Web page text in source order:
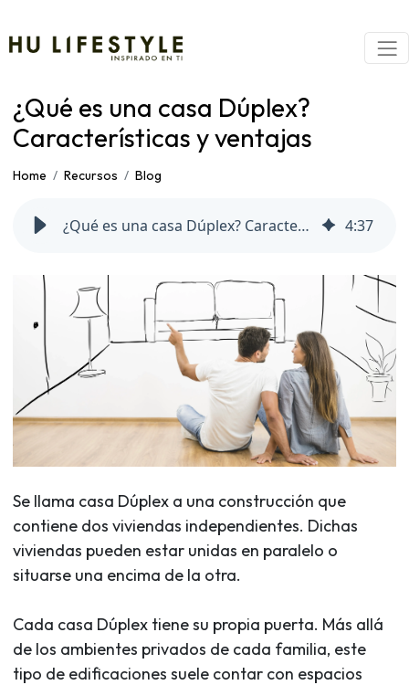
¿Qué es una casa Dúplex?
Características y ventajas
Home Recursos Blog
¿Qué es una casa Dúplex? Características y ventajas 4:37
Se llama casa Dúplex a una construcción que
contiene dos viviendas independientes. Dichas
viviendas pueden estar unidas en paralelo o
situarse una encima de la otra.
Cada casa Dúplex tiene su propia puerta. Más allá
de los ambientes privados de cada familia, este
tipo de edificaciones suele contar con espacios